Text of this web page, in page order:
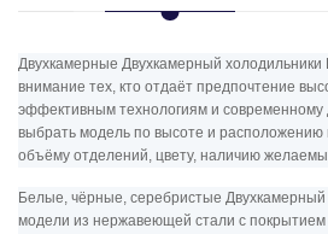
Двухкамерные Двухкамерный холодильники
внимание тех, кто отдаёт предпочтение
эффективным технологиям и современному
выбрать модель по высоте и
объёму отделений, цвету, наличию
Белые, чёрные, серебристые Двухкамерный
модели из нержавеющей стали с покрытием